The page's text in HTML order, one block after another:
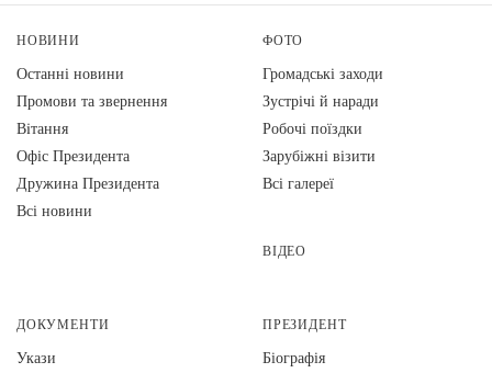
НОВИНИ
Останні новини
Промови та звернення
Вiтання
Офіс Президента
Дружина Президента
Всі новини
ФОТО
Громадські заходи
Зустрічі й наради
Робочі поїздки
Зарубіжні візити
Всі галереї
ВІДЕО
ДОКУМЕНТИ
Укази
ПРЕЗИДЕНТ
Біографія